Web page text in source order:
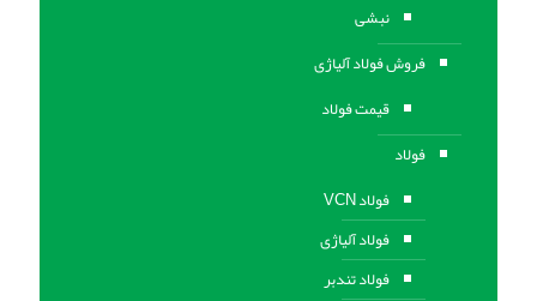
نبشی
فروش فولاد آلیاژی
قیمت فولاد
فولاد
فولاد VCN
فولاد آلیاژی
فولاد تندبر